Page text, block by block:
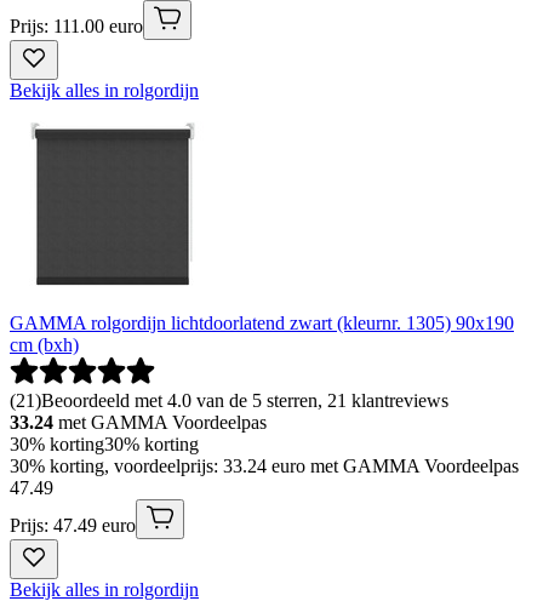
Prijs: 111.00 euro
Bekijk alles in rolgordijn
GAMMA rolgordijn lichtdoorlatend zwart (kleurnr. 1305) 90x190
cm (bxh)
(21)Beoordeeld met 4.0 van de 5 sterren, 21 klantreviews
33.24 met GAMMA Voordeelpas
30% korting30% korting
30% korting, voordeelprijs: 33.24 euro met GAMMA Voordeelpas
47.49
Prijs: 47.49 euro
Bekijk alles in rolgordijn